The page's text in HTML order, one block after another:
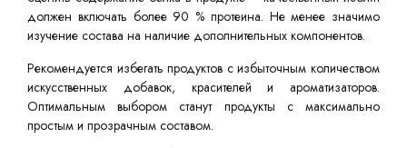
должен включать более 90 % протеина. Не менее значимо
изучение состава на наличие дополнительных компонентов.
Рекомендуется избегать продуктов с избыточным количеством
искусственных добавок, красителей и ароматизаторов.
Оптимальным выбором станут продукты с максимально
простым и прозрачным составом.